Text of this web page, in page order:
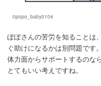
©popo_baby0104
ぽぽさんの苦労を知ることは
ぐ助けになるかは別問題です
体力面からサポートするのな
とてもいい考えですね。